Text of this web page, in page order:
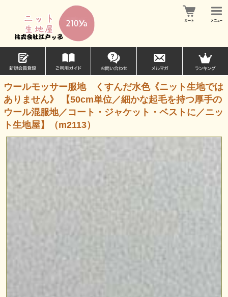
ウールモッサー服地 くすんだ水色《ニット生地では
ありません》 【50cm単位／細かな起毛を持つ厚手の
ウール混服地／コート・ジャケット・ベストに／ニッ
ト生地屋】（m2113）